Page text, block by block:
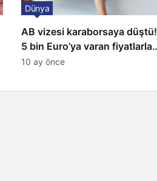
AB vizesi karaborsaya düştü!
5 bin Euro’ya varan fiyatlarla
satıyorlar
Dünya
10 ay önce